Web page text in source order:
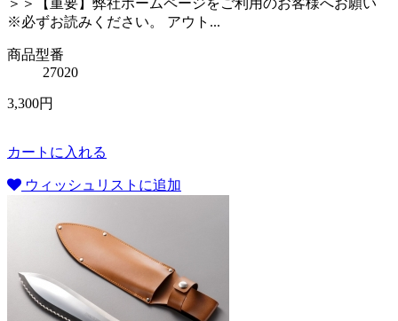
※必ずお読みください。 アウト...
商品型番
27020
3,300円
カートに入れる
ウィッシュリストに追加